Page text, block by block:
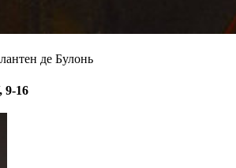
де Булонь
9-16